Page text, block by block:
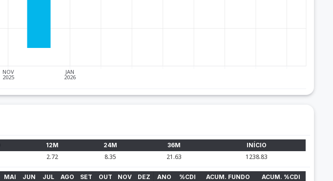
NOV
2025
JAN
2026
12M 24M 36M INÍCIO
2.72 8.35 21.63 1238.83
MAI JUN JUL AGO SET OUT NOV DEZ ANO %CDI ACUM. FUNDO
ACUM. %CDI